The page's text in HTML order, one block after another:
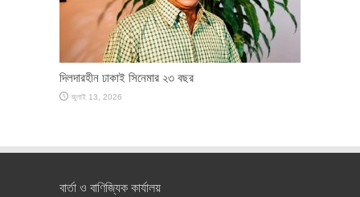
দিলদারহীন ঢাকাই সিনেমার ২৩ বছর
জুলাই 13, 2026
বার্তা ও বাণিজ্যিক কার্যালয়